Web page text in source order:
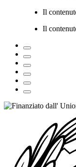
Il
Il